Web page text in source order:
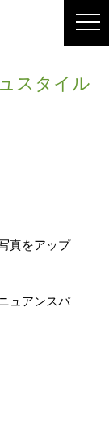
スタイル
真をアップ
ュアンスパ